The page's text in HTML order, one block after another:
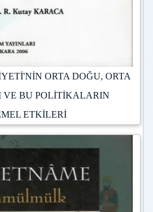
ORTA DOĞU, ORTA
VE BU POLİTİKALARIN
ETKİLERİ